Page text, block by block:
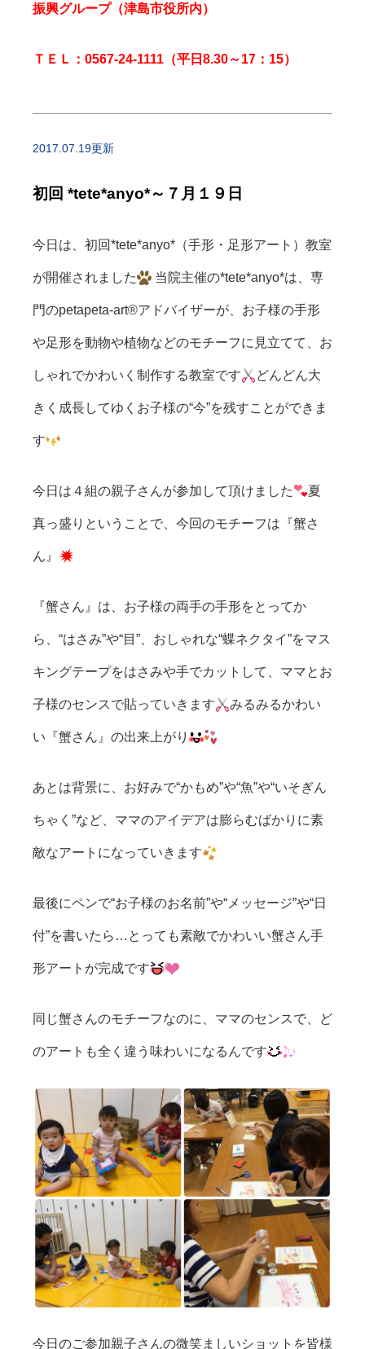
振興グループ（津島市役所内）
ＴＥＬ：0567-24-1111（平日8.30～17：15）
2017.07.19更新
初回 *tete*anyo*～７月１９日
今日は、初回*tete*anyo*（手形・足形アート）教室
が開催されました 当院主催の*tete*anyo*は、専
門のpetapeta-art®アドバイザーが、お子様の手形
や足形を動物や植物などのモチーフに見立てて、お
しゃれでかわいく制作する教室です どんどん大
きく成長してゆくお子様の“今”を残すことができま
す
今日は４組の親子さんが参加して頂けました 夏
真っ盛りということで、今回のモチーフは『蟹さ
ん』
『蟹さん』は、お子様の両手の手形をとってか
ら、“はさみ”や“目”、おしゃれな“蝶ネクタイ”をマス
キングテープをはさみや手でカットして、ママとお
子様のセンスで貼っていきます みるみるかわい
い『蟹さん』の出来上がり
あとは背景に、お好みで“かもめ”や“魚”や“いそぎん
ちゃく”など、ママのアイデアは膨らむばかりに素
敵なアートになっていきます
最後にペンで“お子様のお名前”や“メッセージ”や“日
付”を書いたら…とっても素敵でかわいい蟹さん手
形アートが完成です
同じ蟹さんのモチーフなのに、ママのセンスで、ど
のアートも全く違う味わいになるんです
今日のご参加親子さんの微笑ましいショットを皆様